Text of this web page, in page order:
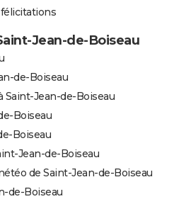
Jean-de-Boiseau
de-Boiseau
Saint-Jean-de-Boiseau
Boiseau
Boiseau
Jean-de-Boiseau
de Saint-Jean-de-Boiseau
de-Boiseau